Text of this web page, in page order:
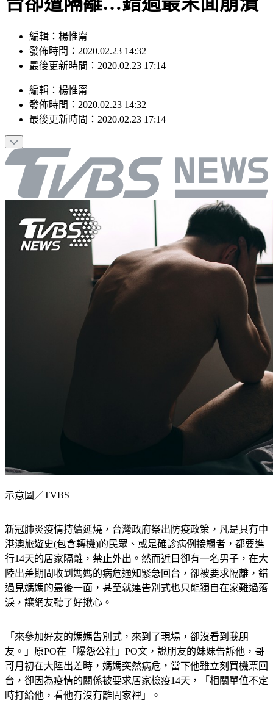
台卻遭隔離…錯過最末面崩潰
編輯：楊惟甯
發佈時間：2020.02.23 14:32
編輯：楊惟甯
發佈時間：2020.02.23 14:32
新冠肺炎疫情持續延燒，台灣政府祭出防疫政策，凡是具有中
港澳旅遊史(包含轉機)的民眾、或是確診病例接觸者，都要進
行14天的居家隔離，禁止外出。然而近日卻有一名男子，在大
陸出差期間收到媽媽的病危通知緊急回台，卻被要求隔離，錯
過見媽媽的最後一面，甚至就連告別式也只能獨自在家難過落
「來參加好友的媽媽告別式，來到了現場，卻沒看到我朋
友。」原PO在「爆怨公社」PO文，說朋友的妹妹告訴他，哥
哥月初在大陸出差時，媽媽突然病危，當下他雖立刻買機票回
台，卻因為疫情的關係被要求居家檢疫14天，「相關單位不定